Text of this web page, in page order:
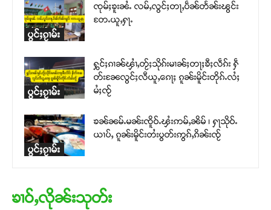
ပွင်ႈၵႂၢမ်း
ၸုမ်ႈၶူးၼႆႉ လမ်ႇလွင်ႈတႃႇပဵၼ်တႅၼ်းၽွင်း
တႄႉယူႇႁႃႉ
ပွင်ႈၵႂၢမ်း
ႁွင်ႈၵၢၼ်ၾၢႆႇတႂ်ႈသိုၵ်းမၢၼ်ႈတႃႈၶီႈလဵၵ်း ႁဵ
တ်းၼႄလွင်ႈလီယူႇၵေႃႈ ၵူၼ်းမိူင်းတိုၵ်ႉလႆႈ
မႆႈၸႂ်
ပွင်ႈၵႂၢမ်း
ၶၼ်ၼမ်ႉမၼ်းၸိူဝ်ႉၾႆးဢမ်ႇၼိမ် ၊ ႁႃသိုဝ်ႉ
ယၢပ်ႇ ၵူၼ်းမိူင်းတႆးပွတ်းဢွၵ်ႇၵိၼ်းၸႂ်
ၶၢဝ်ႇလိုၼ်းသုတ်း